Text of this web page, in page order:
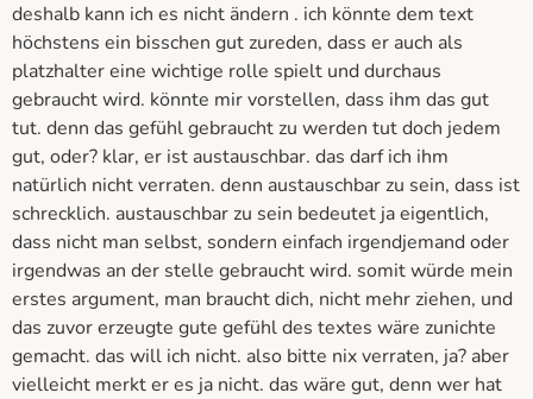
deshalb kann ich es nicht ändern . ich könnte dem text
höchstens ein bisschen gut zureden, dass er auch als
platzhalter eine wichtige rolle spielt und durchaus
gebraucht wird. könnte mir vorstellen, dass ihm das gut
tut. denn das gefühl gebraucht zu werden tut doch jedem
gut, oder? klar, er ist austauschbar. das darf ich ihm
natürlich nicht verraten. denn austauschbar zu sein, dass ist
schrecklich. austauschbar zu sein bedeutet ja eigentlich,
dass nicht man selbst, sondern einfach irgendjemand oder
irgendwas an der stelle gebraucht wird. somit würde mein
erstes argument, man braucht dich, nicht mehr ziehen, und
das zuvor erzeugte gute gefühl des textes wäre zunichte
gemacht. das will ich nicht. also bitte nix verraten, ja? aber
vielleicht merkt er es ja nicht. das wäre gut, denn wer hat